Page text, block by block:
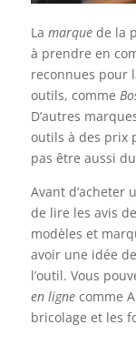
La marquede la
à prendre en
reconnues pour
outils, comme
D’autres
outils à des prix
pas être aussi
Avant d’acheter
de lire les avis
modèles et
avoir une idée
l’outil. Vous
en lignecomme
bricolage et les